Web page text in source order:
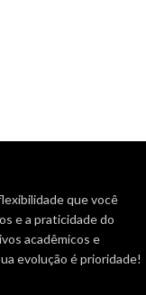
que você
e a praticidade do
acadêmicos e
evolução é prioridade!